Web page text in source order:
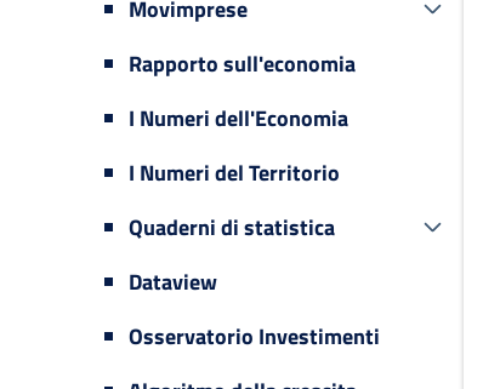
Movimprese
Rapporto sull'economia
I Numeri dell'Economia
I Numeri del Territorio
Quaderni di statistica
Dataview
Osservatorio Investimenti